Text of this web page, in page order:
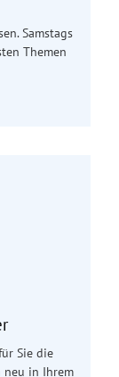
Samstags
Themen
Sie die
neu in Ihrem